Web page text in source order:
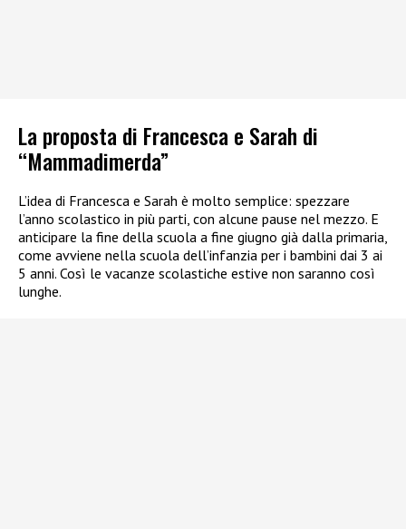
La proposta di Francesca e Sarah di
“Mammadimerda”
L’idea di Francesca e Sarah è molto semplice: spezzare
l’anno scolastico in più parti, con alcune pause nel mezzo. E
anticipare la fine della scuola a fine giugno già dalla primaria,
come avviene nella scuola dell’infanzia per i bambini dai 3 ai
5 anni. Così le vacanze scolastiche estive non saranno così
lunghe.